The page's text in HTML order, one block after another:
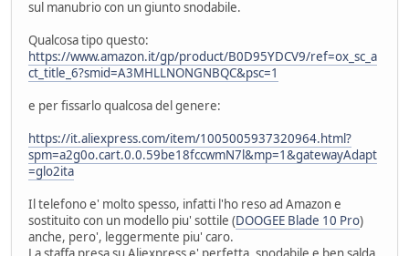
sul manubrio con un giunto snodabile.
Qualcosa tipo questo:
https://www.amazon.it/gp/product/B0D95YDCV9/ref=ox_sc_a
ct_title_6?smid=A3MHLLNONGNBQC&psc=1
e per fissarlo qualcosa del genere:
https://it.aliexpress.com/item/1005005937320964.html?
spm=a2g0o.cart.0.0.59be18fccwmN7l&mp=1&gatewayAdapt
=glo2ita
Il telefono e' molto spesso, infatti l'ho reso ad Amazon e
sostituito con un modello piu' sottile (DOOGEE Blade 10 Pro)
anche, pero', leggermente piu' caro.